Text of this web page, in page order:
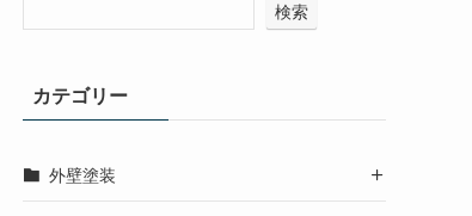
検索
カテゴリー
外壁塗装 